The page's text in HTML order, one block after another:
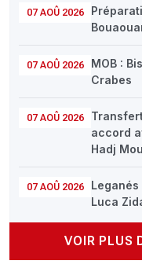
07 AOÛ 2026
07 AOÛ 2026
MOB :
Crabes
07 AOÛ 2026
accord
Hadj
07 AOÛ 2026
Luca
VOIR PLUS